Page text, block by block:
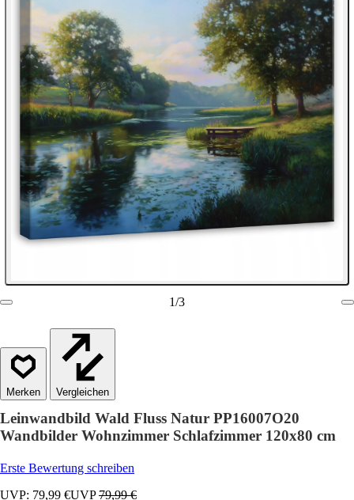
1/3
Vergleichen
Leinwandbild Wald Fluss Natur PP16007O20
Wandbilder Wohnzimmer Schlafzimmer 120x80 cm
Erste Bewertung schreiben
UVP: 79,99 €UVP79,99 €